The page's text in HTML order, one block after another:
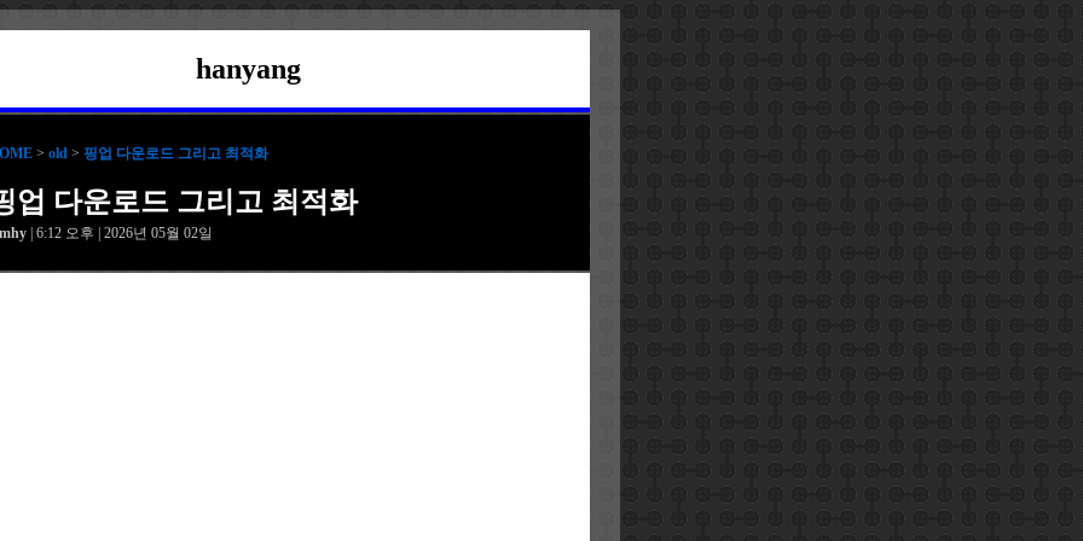
hanyang
> old > 핑업 다운로드 그리고 최적화
업 다운로드 그리고 최적화
| 6:12 오후 | 2026년 05월 02일